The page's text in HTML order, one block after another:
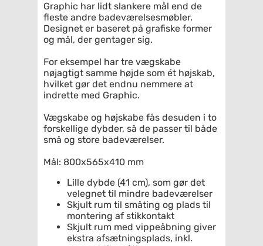
Graphic har lidt slankere mål end de
fleste andre badeværelsesmøbler.
Designet er baseret på grafiske former
og mål, der gentager sig.
For eksempel har tre vægskabe
nøjagtigt samme højde som ét højskab,
hvilket gør det endnu nemmere at
indrette med Graphic.
Vægskabe og højskabe fås desuden i to
forskellige dybder, så de passer til både
små og store badeværelser.
Mål: 800x565x410 mm
Lille dybde (41 cm), som gør det
velegnet til mindre badeværelser
Skjult rum til småting og plads til
montering af stikkontakt
Skjult rum med vippeåbning giver
ekstra afsætningsplads, inkl.